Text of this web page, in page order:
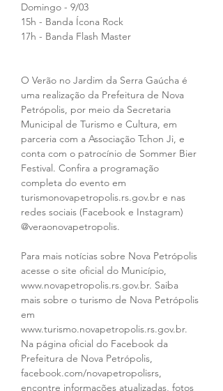
Domingo - 9/03
15h - Banda Ícona Rock
17h - Banda Flash Master
O Verão no Jardim da Serra Gaúcha é
uma realização da Prefeitura de Nova
Petrópolis, por meio da Secretaria
Municipal de Turismo e Cultura, em
parceria com a Associação Tchon Ji, e
conta com o patrocínio de Sommer Bier
Festival. Confira a programação
completa do evento em
turismonovapetropolis.rs.gov.br e nas
redes sociais (Facebook e Instagram)
@veraonovapetropolis.
Para mais notícias sobre Nova Petrópolis
acesse o site oficial do Município,
www.novapetropolis.rs.gov.br. Saiba
mais sobre o turismo de Nova Petrópolis
em
www.turismo.novapetropolis.rs.gov.br.
Na página oficial do Facebook da
Prefeitura de Nova Petrópolis,
facebook.com/novapetropolisrs,
encontre informações atualizadas, fotos